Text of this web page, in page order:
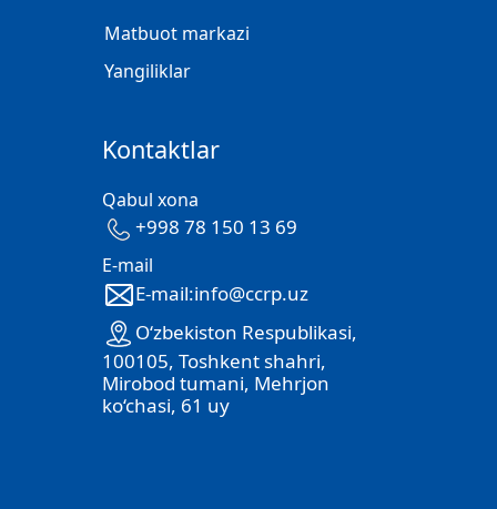
Matbuot markazi
Yangiliklar
Kontaktlar
Qabul xona
+998 78 150 13 69
E-mail
E-mail:info@ccrp.uz
O‘zbekiston Respublikasi,
100105, Toshkent shahri,
Mirobod tumani, Mehrjon
ko‘chasi, 61 uy